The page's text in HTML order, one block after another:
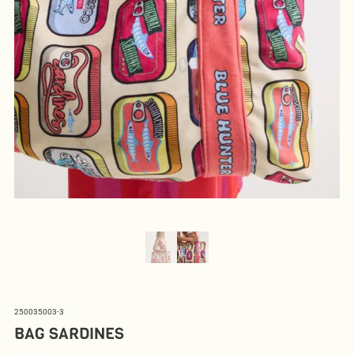
250035003-3
BAG SARDINES